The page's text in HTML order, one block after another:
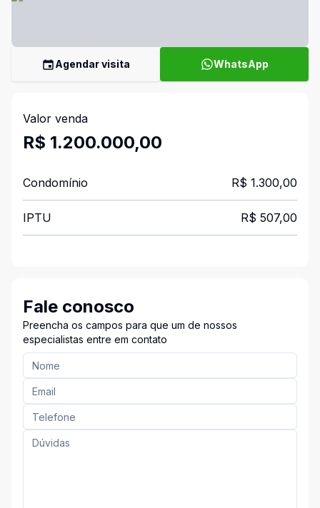
Agendar visita WhatsApp
Valor venda
R$ 1.200.000,00
Condomínio R$ 1.300,00
IPTU R$ 507,00
Fale conosco
Preencha os campos para que um de nossos
especialistas entre em contato